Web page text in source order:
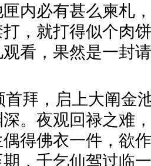
内必有甚么柬札
，就打得似个肉
观看，果然是一
首拜，启上大阐金
。夜观回禄之难
得佛衣一件，欲
，千乞仙驾过临